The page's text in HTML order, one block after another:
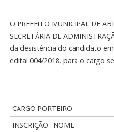
O PREFEITO MUNICIPAL DE
SECRETÁRIA DE
da desistência do candidato
edital 004/2018, para o cargo
CARGO PORTEIRO
INSCRIÇÃO
NOME